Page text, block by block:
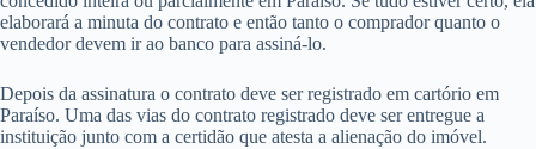
elaborará a minuta do contrato e então tanto o comprador quanto o
vendedor devem ir ao banco para assiná-lo.
Depois da assinatura o contrato deve ser registrado em cartório em
Paraíso. Uma das vias do contrato registrado deve ser entregue a
instituição junto com a certidão que atesta a alienação do imóvel.